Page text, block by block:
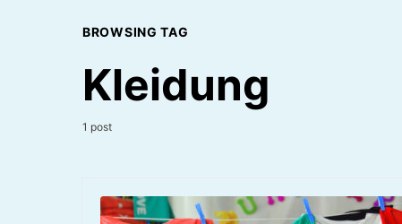
BROWSING TAG
Kleidung
1 post